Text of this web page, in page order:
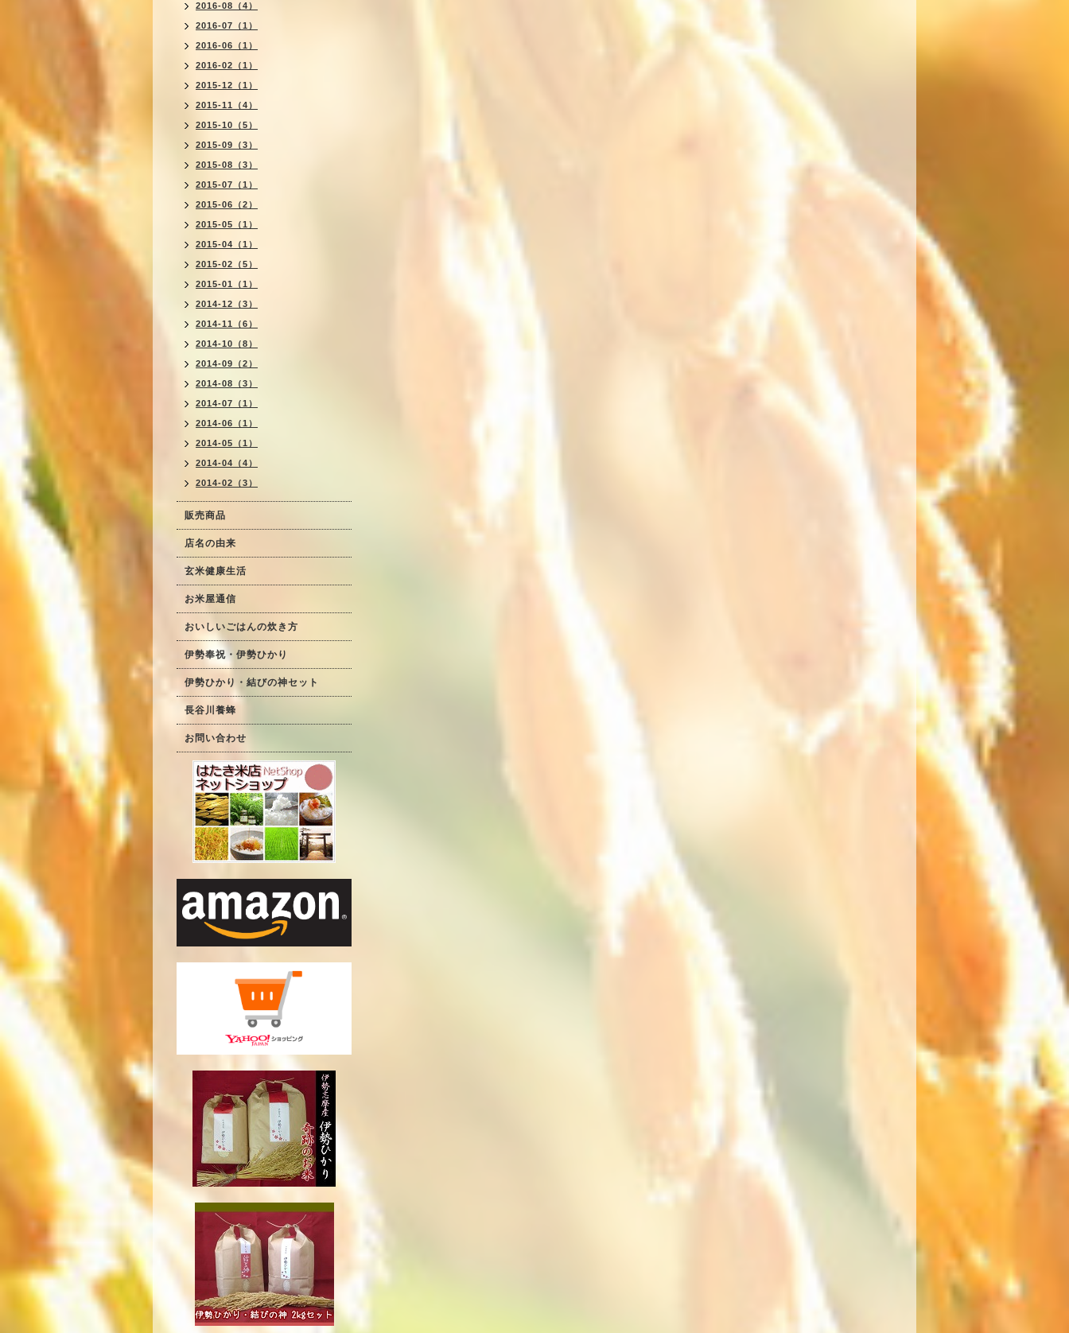
2016-08（4）
2016-07（1）
2016-06（1）
2016-02（1）
2015-12（1）
2015-11（4）
2015-10（5）
2015-09（3）
2015-08（3）
2015-07（1）
2015-06（2）
2015-05（1）
2015-04（1）
2015-02（5）
2015-01（1）
2014-12（3）
2014-11（6）
2014-10（8）
2014-09（2）
2014-08（3）
2014-07（1）
2014-06（1）
2014-05（1）
2014-04（4）
2014-02（3）
販売商品
店名の由来
玄米健康生活
お米屋通信
おいしいごはんの炊き方
伊勢奉祝・伊勢ひかり
伊勢ひかり・結びの神セット
長谷川養蜂
お問い合わせ